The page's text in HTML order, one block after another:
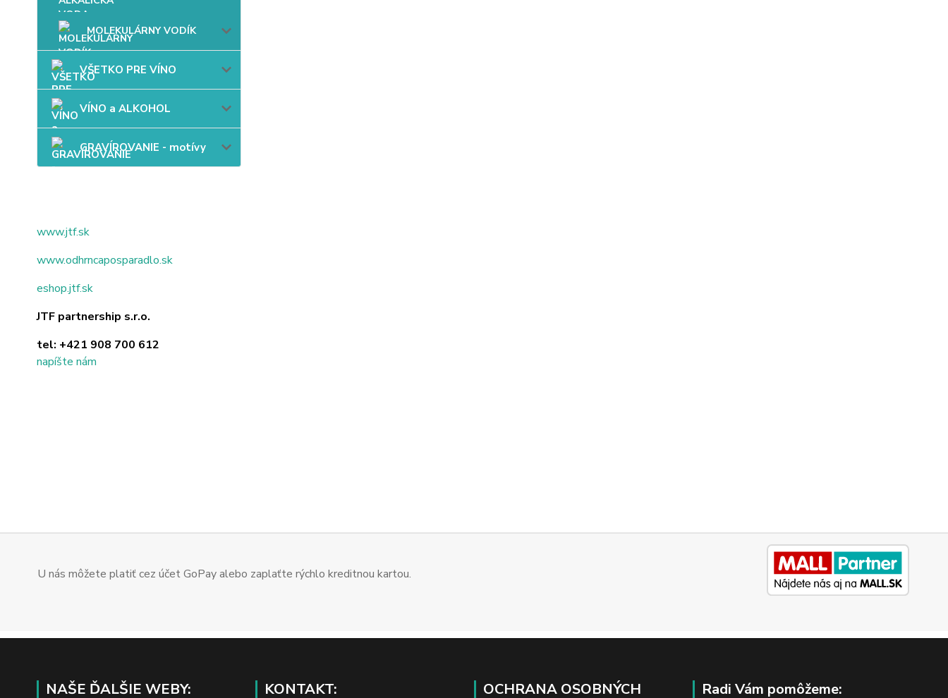
MOLEKULÁRNY VODÍK
VŠETKO PRE VÍNO
VÍNO a ALKOHOL
GRAVÍROVANIE - motívy
www.jtf.sk
www.odhrncaposparadlo.sk
eshop.jtf.sk
JTF partnership s.r.o.
tel: +421 908 700 612
napíšte nám
U nás môžete platiť cez účet GoPay alebo zaplaťte rýchlo kreditnou kartou.
NAŠE ĎALŠIE WEBY: KONTAKT: OCHRANA OSOBNÝCH Radi Vám pomôžeme: